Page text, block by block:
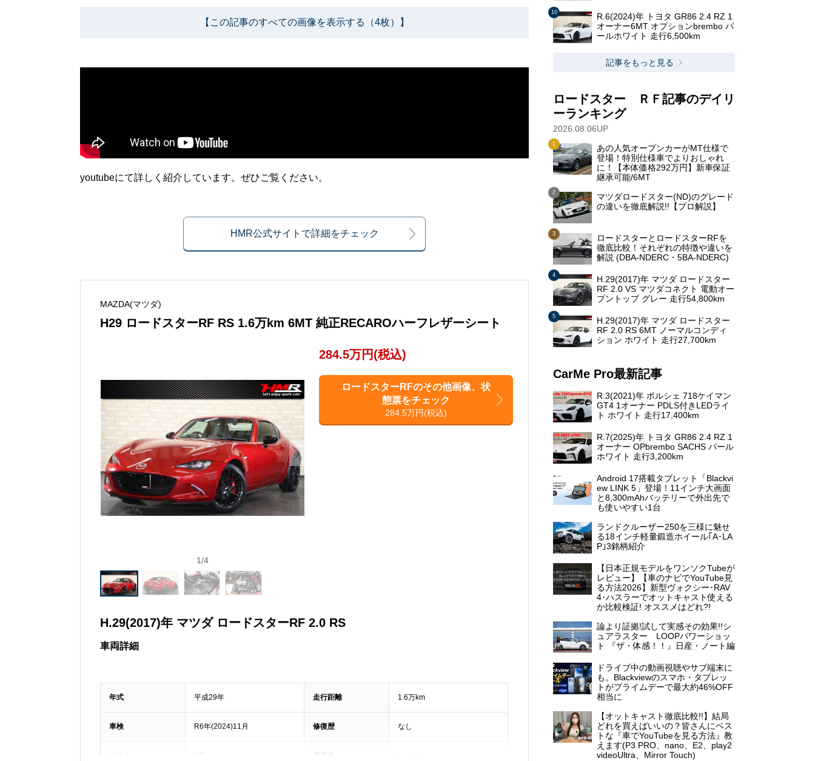
【この記事のすべての画像を表示する（4枚）】
youtubeにて詳しく紹介しています。ぜひご覧ください。
HMR公式サイトで詳細をチェック
MAZDA(マツダ)
H29 ロードスターRF RS 1.6万km 6MT 純正RECAROハーフレザーシート
1/4
284.5万円(税込)
ロードスターRFのその他画像、状
態票をチェック
284.5万円(税込)
H.29(2017)年 マツダ ロードスターRF 2.0 RS
車両詳細
年式 平成29年 走行距離 1.6万km
車検 R6年(2024)11月 修復歴 なし
MT 車体色
R.6(2024)年 トヨタ GR86 2.4 RZ 1
オーナー6MT オプションbrembo パ
ールホワイト 走行6,500km
記事をもっと見る
ロードスター ＲＦ記事のデイリ
ーランキング
2026.08.06UP
あの人気オープンカーがMT仕様で
登場！特別仕様車でよりおしゃれ
に！【本体価格292万円】新車保証
継承可能/6MT
マツダロードスター(ND)のグレード
の違いを徹底解説!!【プロ解説】
ロードスターとロードスターRFを
徹底比較！それぞれの特徴や違いを
解説 (DBA-NDERC・5BA-NDERC)
H.29(2017)年 マツダ ロードスター
RF 2.0 VS マツダコネクト 電動オー
プントップ グレー 走行54,800km
H.29(2017)年 マツダ ロードスター
RF 2.0 RS 6MT ノーマルコンディ
ション ホワイト 走行27,700km
CarMe Pro最新記事
R.3(2021)年 ポルシェ 718ケイマン
GT4 1オーナー PDLS付きLEDライ
ト ホワイト 走行17,400km
R.7(2025)年 トヨタ GR86 2.4 RZ 1
オーナー OPbrembo SACHS パール
ホワイト 走行3,200km
Android 17搭載タブレット「Blackvi
ew LINK 5」登場！11インチ大画面
と8,300mAhバッテリーで外出先で
も使いやすい1台
ランドクルーザー250を三様に魅せ
る18インチ軽量鍛造ホイール｢A･LA
P｣3銘柄紹介
【日本正規モデルをワンソクTubeが
レビュー】【車のナビでYouTube見
る方法2026】新型ヴォクシー･RAV
4･ハスラーでオットキャスト使える
か比較検証! オススメはどれ?!
論より証拠!試して実感その効果!!シ
ュアラスター LOOPパワーショッ
ト 『ザ・体感！！』日産・ノート編
ドライブ中の動画視聴やサブ端末に
も。Blackviewのスマホ・タブレッ
トがプライムデーで最大約46%OFF
相当に
【オットキャスト徹底比較!!】結局
どれを買えばいいの？皆さんにベス
トな『車でYouTubeを見る方法』教
えます(P3 PRO、nano、E2、play2
videoUltra、Mirror Touch)